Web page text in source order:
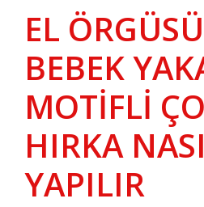
EL
BEBEK
MOTİFLİ
HIRKA
YAPILIR